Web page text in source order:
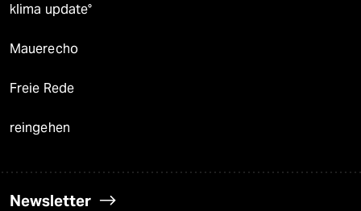
klima update°
Mauerecho
Freie Rede
reingehen
Newsletter